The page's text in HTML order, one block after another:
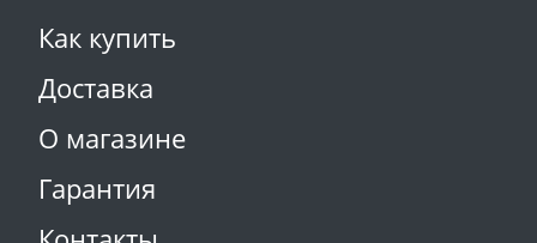
Как купить
Доставка
О магазине
Гарантия